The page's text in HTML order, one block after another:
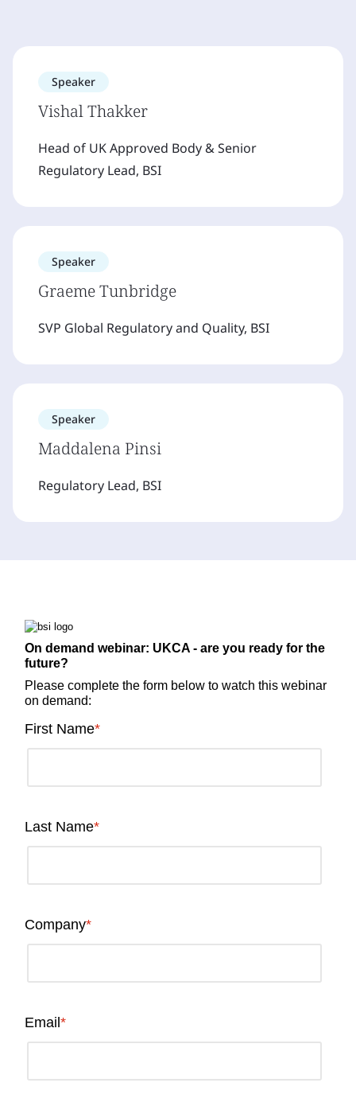
Speaker
Vishal Thakker
Head of UK Approved Body & Senior
Regulatory Lead, BSI
Speaker
Graeme Tunbridge
SVP Global Regulatory and Quality, BSI
Speaker
Maddalena Pinsi
Regulatory Lead, BSI